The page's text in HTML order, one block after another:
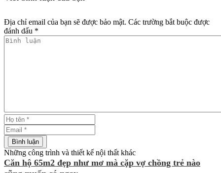
Địa chỉ email của bạn sẽ được bảo mật. Các trường bắt buộc được
đánh dấu *
Những công trình và thiết kế nội thất khác
Căn hộ 65m2 đẹp như mơ mà cặp vợ chồng trẻ nào